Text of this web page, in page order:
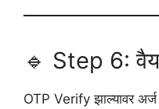
🔹 Step 6:
OTP Verify झाल्यावर अर्ज